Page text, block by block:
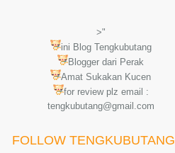
>"
ini Blog Tengkubutang
Blogger dari Perak
Amat Sukakan Kucen
for review plz email :
tengkubutang@gmail.com
FOLLOW TENGKUBUTANG